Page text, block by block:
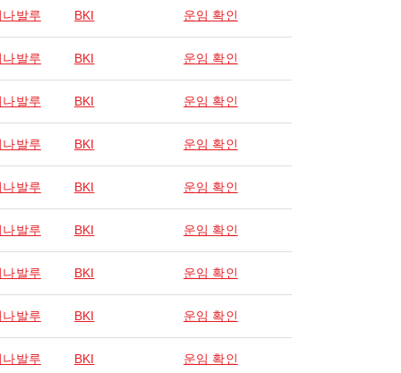
나발루 BKI 운임 확인
나발루 BKI 운임 확인
나발루 BKI 운임 확인
나발루 BKI 운임 확인
나발루 BKI 운임 확인
나발루 BKI 운임 확인
나발루 BKI 운임 확인
나발루 BKI 운임 확인
나발루 BKI 운임 확인